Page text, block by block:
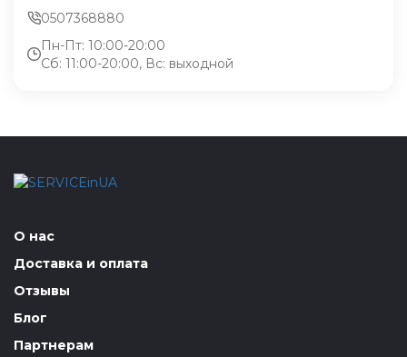
0507368880
Пн-Пт: 10:00-20:00
Сб: 11:00-20:00, Вс: выходной
О нас
Доставка и оплата
Отзывы
Блог
Партнерам